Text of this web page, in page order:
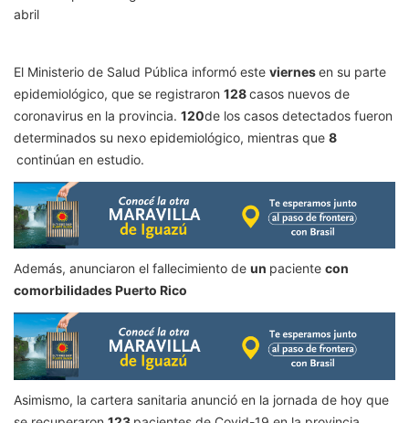
El Ministerio de Salud Pública informó este viernesen su parte
epidemiológico, que se registraron 128casos nuevos de
coronavirus en la provincia. 120de los casos detectados fueron
determinados su nexo epidemiológico, mientras que 8
continúan en estudio.
Además, anunciaron el fallecimiento de un paciente con
comorbilidades Puerto Rico
Asimismo, la cartera sanitaria anunció en la jornada de hoy que